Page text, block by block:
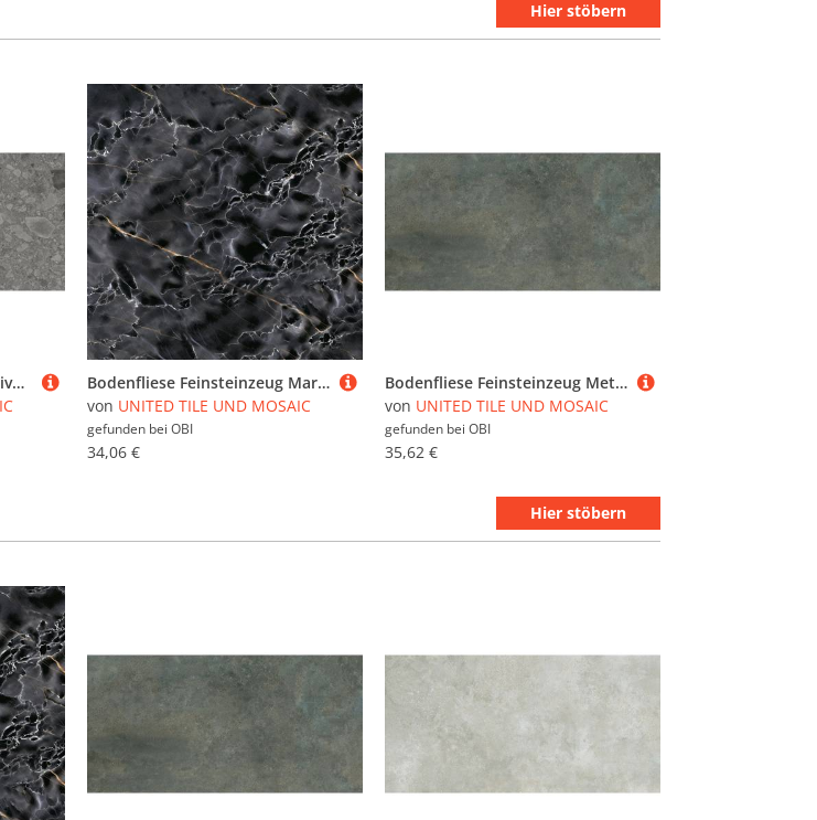
Hier stöbern
Bodenfliese Feinsteinzeug Riverstone grau Grau Glasiert Matt 60 cm x 30 cm
Bodenfliese Feinsteinzeug Marmor dark wave Grau 59,5 cm x 59,5 cm
von UNITED TILE UND MOSAIC
gefunden bei OBI
34,06 €
Bodenfliese Feinsteinzeug Metallique stahl Glasiert Poliert 60 cm x 30 cm
von UNITED TILE UND MOSAIC
gefunden bei OBI
35,62 €
Hier stöbern